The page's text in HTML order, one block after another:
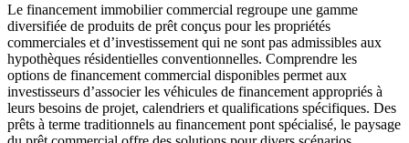
Le financement immobilier commercial regroupe une gamme
diversifiée de produits de prêt conçus pour les propriétés
commerciales et d’investissement qui ne sont pas admissibles aux
hypothèques résidentielles conventionnelles. Comprendre les
options de financement commercial disponibles permet aux
investisseurs d’associer les véhicules de financement appropriés à
leurs besoins de projet, calendriers et qualifications spécifiques. Des
prêts à terme traditionnels au financement pont spécialisé, le paysage